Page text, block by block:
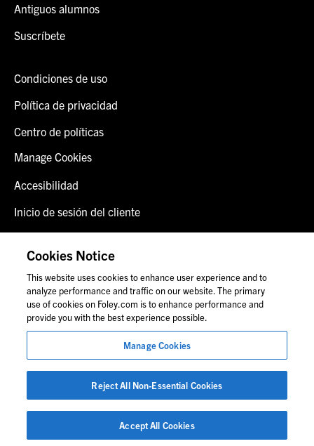
Antiguos alumnos
Suscríbete
Condiciones de uso
Política de privacidad
Centro de políticas
Manage Cookies
Accesibilidad
Inicio de sesión del cliente
Contáctenos
© 2026 Foley & Lardner LLP
personal de Foley.
Cookies Notice
This website uses cookies to enhance user experience and to
analyze performance and traffic on our website. The primary
use of cookies on Foley.com is to enhance performance and
provide you with the best experience possible.
Manage Cookies
Reject All Non-Essential Cookies
Accept All Cookies